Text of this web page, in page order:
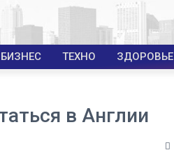
БИЗНЕС ТЕХНО ЗДОРОВЬЕ
в Англии